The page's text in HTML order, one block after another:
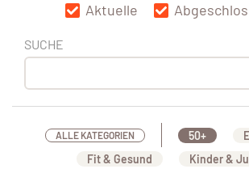
Aktuelle
SUCHE
ALLE KATEGORIEN 50+
Fit & Gesund
Kinder &